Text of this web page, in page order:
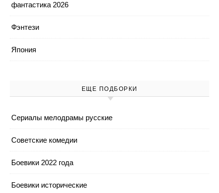
фантастика 2026
Фэнтези
Япония
ЕЩЕ ПОДБОРКИ
Cериалы мелодрамы русские
Cоветские комедии
Боевики 2022 года
Боевики исторические